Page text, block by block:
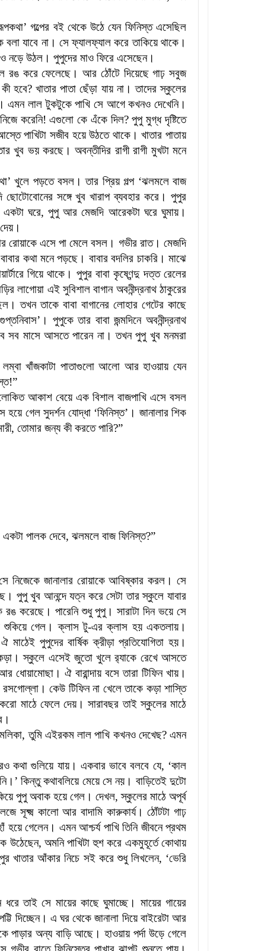
’গল্পের বই থেকে উঠে যেন ফিনিস্ত এসেছিল
যাবে না। সে ফ্যালফ্যাল করে তাকিয়ে থাকে।
নড়ে উঠল। পুপুদের মাও ফিরে এসেছেন।
রঙ করে ফেলেছে। আর ঠোঁটে দিয়েছে গাঢ় সবুজ
হবে?খাতার পাতা ছেঁড়া যায় না। তাদের স্কুলের
এমন লাল টুকটুকে পাখি সে আগে কখনও দেখেনি।
করেনি! এগুলো কে এঁকে দিল?পুপু মুগ্ধ দৃষ্টিতে
পাখিটা সজীব হয়ে উঠতে থাকে। খাতার পাতায়
খুব ভয় করছে। অবন্তীদির রাগী রাগী মুখটা মনে
’খুলে পড়তে বসল। তার প্রিয় গল্প ‘ঝলমলে বাজ
সঙ্গে খুব খারাপ ব্যবহার করে। পুপুর
ঘরে, পুপু আর মেজদি আরেকটা ঘরে ঘুমায়।
রোয়াকে এসে পা মেলে বসল। গভীর রাত। মেজদি
কথা মনে পড়ছে। বাবার বদলির চাকরি। মাঝে
গিয়ে থাকে। পুপুর বাবা কৃষ্ণেন্দু দত্ত রেলের
লাগোয়া এই সুবিশাল বাগান অবনীন্দ্রনাথ ঠাকুরের
তখন তাকে বাবা বাগানের লোহার গেটের কাছে
’ । পুপুকে তার বাবা জন্মদিনে অবনীন্দ্রনাথ
সব মাসে আসতে পারেন না। তখন পুপু খুব মনমরা
লম্বা খাঁজকাটা পাতাগুলো আলো আর হাওয়ায় যেন
”
আকাশ বেয়ে এক বিশাল বাজপাখি এসে বসল
হয়ে গেল সুদর্শন যোদ্ধা ‘ফিনিস্ত’ । জানালার শিক
, তোমার জন্য কী করতে পারি?”
পালক দেবে, ঝলমলে বাজ ফিনিস্ত?”
নিজেকে জানালার রোয়াকে আবিষ্কার করল। সে
পুপু খুব আনন্দে যত্ন করে সেটা তার স্কুলে যাবার
রঙ করেছে। পারেনি শুধু পুপু। সারাটা দিন ভয়ে সে
গেল। ক্লাস টু-এর ক্লাস হয় একতলায়।
পুপুদের বার্ষিক ক্রীড়া প্রতিযোগিতা হয়।
কড়া। স্কুলে এসেই জুতো খুলে র‍্যাকে রেখে আসতে
ধোয়ামোছা। ঐ বারান্দায় বসে তারা টিফিন খায়।
কেউ টিফিন না খেলে তাকে কড়া শাস্তি
মাঠে ফেলে দেয়। সারাবছর তাই স্কুলের মাঠে
,তুমি এইরকম লাল পাখি কখনও দেখেছ? এমন
কথা গুলিয়ে যায়। একবার ভাবে বলবে যে, ‘কাল
কিন্তু কথাবলিয়ে মেয়ে সে নয়। বাড়িতেই দুটো
পুপু অবাক হয়ে গেল। দেখল,স্কুলের মাঠে অপূর্ব
সূক্ষ্ম কালো আর বাদামি কারুকার্য। ঠোঁটটা গাঢ়
হয়ে গেলেন। এমন আশ্চর্য পাখি তিনি জীবনে প্রথম
উঠেছেন, অমনি পাখিটা হুশ করে একমুহূর্তে কোথায়
খাতার আঁকার নিচে সই করে শুধু লিখলেন, ‘ভেরি
তাই সে মায়ের কাছে ঘুমাচ্ছে। মায়ের গায়ের
দিচ্ছেন। এ ঘর থেকে জানালা দিয়ে বাইরেটা আর
পাড়ার অন্য বাড়ি আছে। হাওয়ায় পর্দা উড়ে গেলে